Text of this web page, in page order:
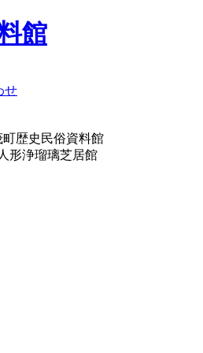
館
せ
町歴史民俗資料館
形浄瑠璃芝居館